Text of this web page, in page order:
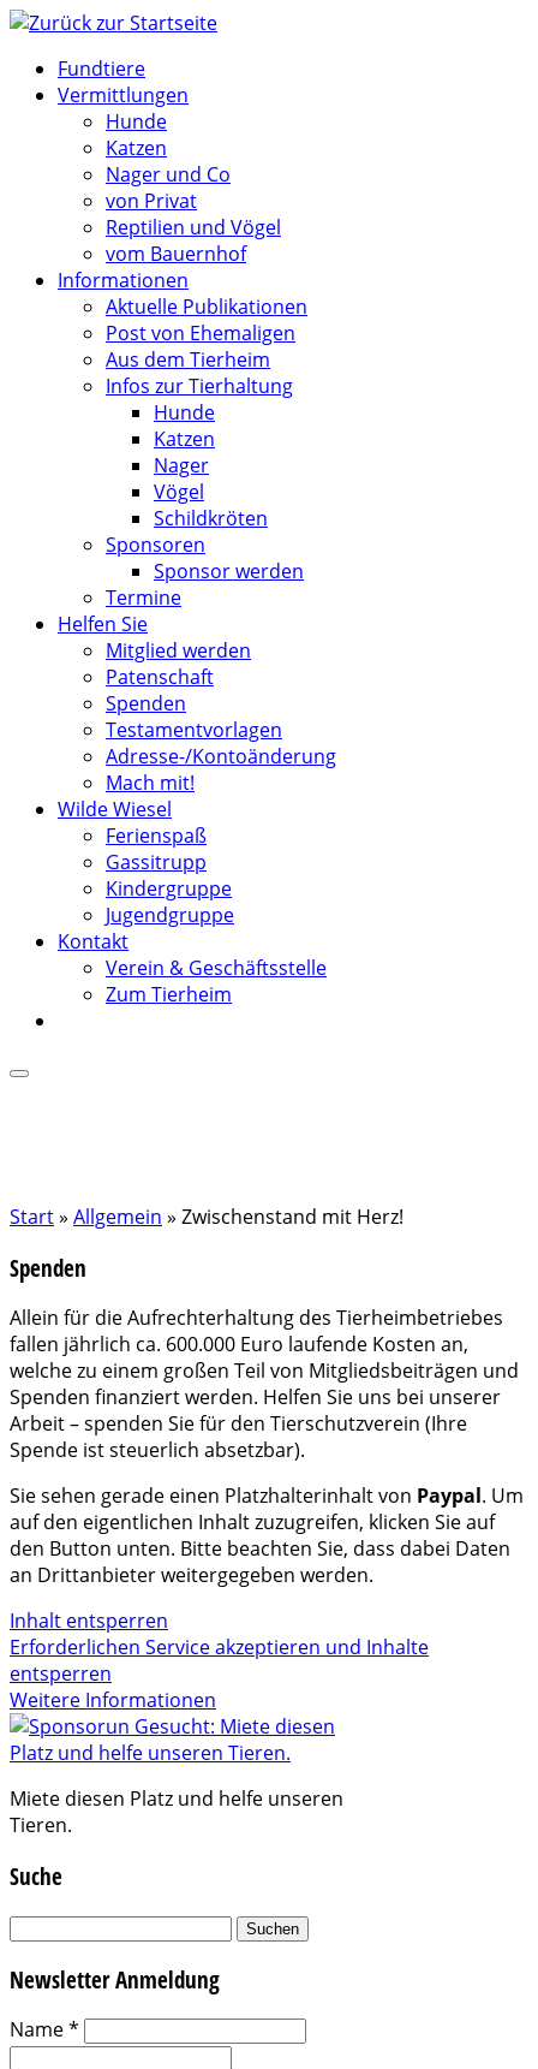
Zum
springenFundtiere
Vermittlungen
Hunde
Katzen
Nager und Co
von Privat
Reptilien und Vögel
vom Bauernhof
Informationen
Aktuelle Publikationen
Post von Ehemaligen
Aus dem Tierheim
Infos zur Tierhaltung
Hunde
Katzen
Nager
Vögel
Schildkröten
Sponsoren
Sponsor werden
Termine
Helfen Sie
Mitglied werden
Patenschaft
Spenden
Testamentvorlagen
Adresse-/Kontoänderung
Mach mit!
Wilde Wiesel
Ferienspaß
Gassitrupp
Kindergruppe
Jugendgruppe
Kontakt
Verein & Geschäftsstelle
Zum Tierheim
Start» Allgemein » Zwischenstand mit Herz!
Spenden
Allein für die Aufrechterhaltung des Tierheimbetriebes
fallen jährlich ca. 600.000 Euro laufende Kosten an,
welche zu einem großen Teil von Mitgliedsbeiträgen und
Spenden finanziert werden. Helfen Sie uns bei unserer
Arbeit – spenden Sie für den Tierschutzverein (Ihre
Spende ist steuerlich absetzbar).
Sie sehen gerade einen Platzhalterinhalt von Paypal. Um
auf den eigentlichen Inhalt zuzugreifen, klicken Sie auf
den Button unten. Bitte beachten Sie, dass dabei Daten
an Drittanbieter weitergegeben werden.
Inhalt entsperren
Erforderlichen Service akzeptieren und Inhalte
entsperren
Weitere Informationen
Miete diesen Platz und helfe unseren
Tieren.
Suche
Suchen
Newsletter Anmeldung
Name*